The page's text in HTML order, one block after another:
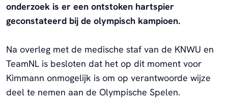
onderzoek is er een ontstoken hartspier
geconstateerd bij de olympisch kampioen.
Na overleg met de medische staf van de KNWU en
TeamNL is besloten dat het op dit moment voor
Kimmann onmogelijk is om op verantwoorde wijze
deel te nemen aan de Olympische Spelen.